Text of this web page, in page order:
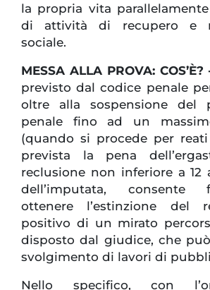
la propria vita
di attività di recupero e
sociale.
MESSA ALLA PROVA:
previsto dal codice penale
oltre alla sospensione del
penale fino ad un
(quando si procede per
prevista la pena
reclusione non inferiore a 12
dell’imputata, consente
ottenere l’estinzione del
positivo di un mirato
disposto dal giudice, che
svolgimento di lavori di
Nello specifico, con